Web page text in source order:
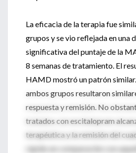
La eficacia de la terapia fue
grupos y se vio reflejada en una
significativa del puntaje de la
8 semanas de tratamiento. El
HAMD mostró un patrón
ambos grupos resultaron
respuesta y remisión. No
tratados con escitalopram
terapéutica y la remisión del
rápido en comparación con